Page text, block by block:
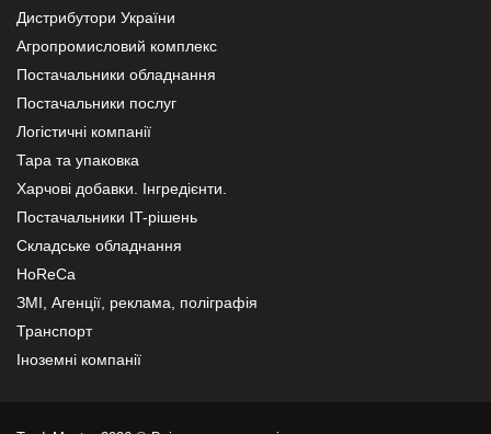
Дистрибутори України
Агропромисловий комплекс
Постачальники обладнання
Постачальники послуг
Логістичні компанії
Тара та упаковка
Харчові добавки. Інгредієнти.
Постачальники IT-рішень
Складське обладнання
HoReCa
ЗМІ, Агенції, реклама, поліграфія
Транспорт
Іноземні компанії